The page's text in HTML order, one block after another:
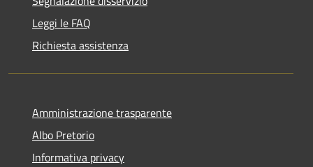
Leggi le FAQ
Richiesta assistenza
Amministrazione trasparente
Albo Pretorio
Informativa privacy